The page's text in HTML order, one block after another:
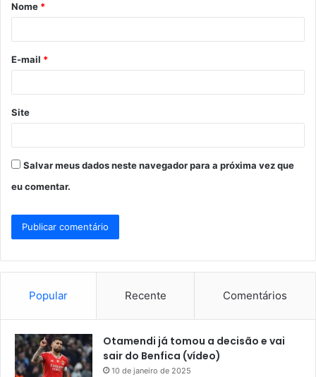
r
*
Nome *
E-mail *
Site
Salvar meus dados neste navegador para a próxima vez que
eu comentar.
Popular Recente Comentários
Otamendi já tomou a decisão e vai
sair do Benfica (vídeo)
10 de janeiro de 2025